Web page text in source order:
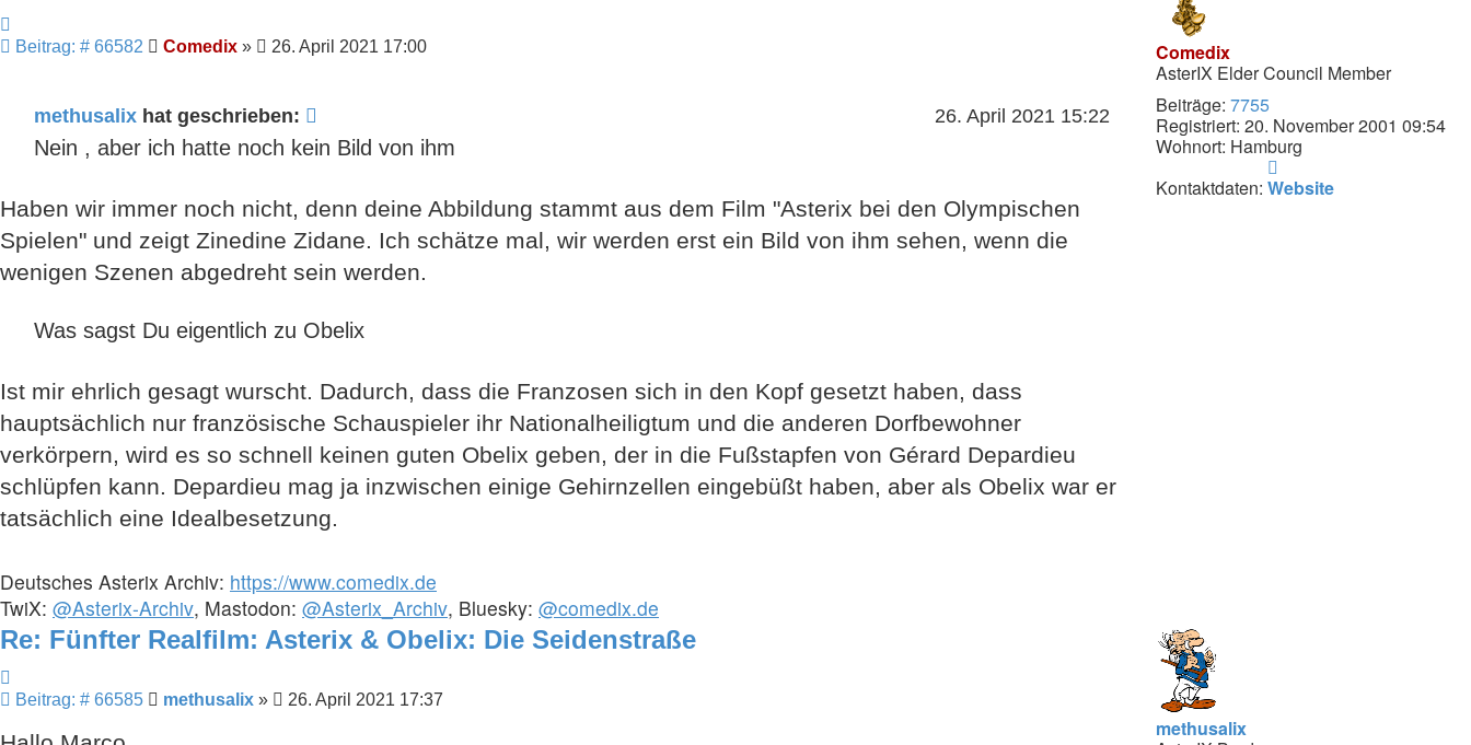
Comedix
AsterIX Elder Council Member
Beiträge: 7755
Registriert: 20. November 2001 09:54
Wohnort: Hamburg
Kontaktdaten:
von
Website
Beitrag: # 66582 Beitrag
Comedix » 26. April 2021 17:00
methusalix hat geschrieben: 26. April 2021 15:22
Nein , aber ich hatte noch kein Bild von ihm
Haben wir immer noch nicht, denn deine Abbildung stammt aus dem Film "Asterix bei den Olympischen
Spielen" und zeigt Zinedine Zidane. Ich schätze mal, wir werden erst ein Bild von ihm sehen, wenn die
wenigen Szenen abgedreht sein werden.
Was sagst Du eigentlich zu Obelix
Ist mir ehrlich gesagt wurscht. Dadurch, dass die Franzosen sich in den Kopf gesetzt haben, dass
hauptsächlich nur französische Schauspieler ihr Nationalheiligtum und die anderen Dorfbewohner
verkörpern, wird es so schnell keinen guten Obelix geben, der in die Fußstapfen von Gérard Depardieu
schlüpfen kann. Depardieu mag ja inzwischen einige Gehirnzellen eingebüßt haben, aber als Obelix war er
tatsächlich eine Idealbesetzung.
Deutsches Asterix Archiv: https://www.comedix.de
TwiX: @Asterix-Archiv, Mastodon: @Asterix_Archiv, Bluesky: @comedix.de
methusalix
Re: Fünfter Realfilm: Asterix & Obelix: Die Seidenstraße
Beitrag: # 66585Beitrag
methusalix » 26. April 2021 17:37